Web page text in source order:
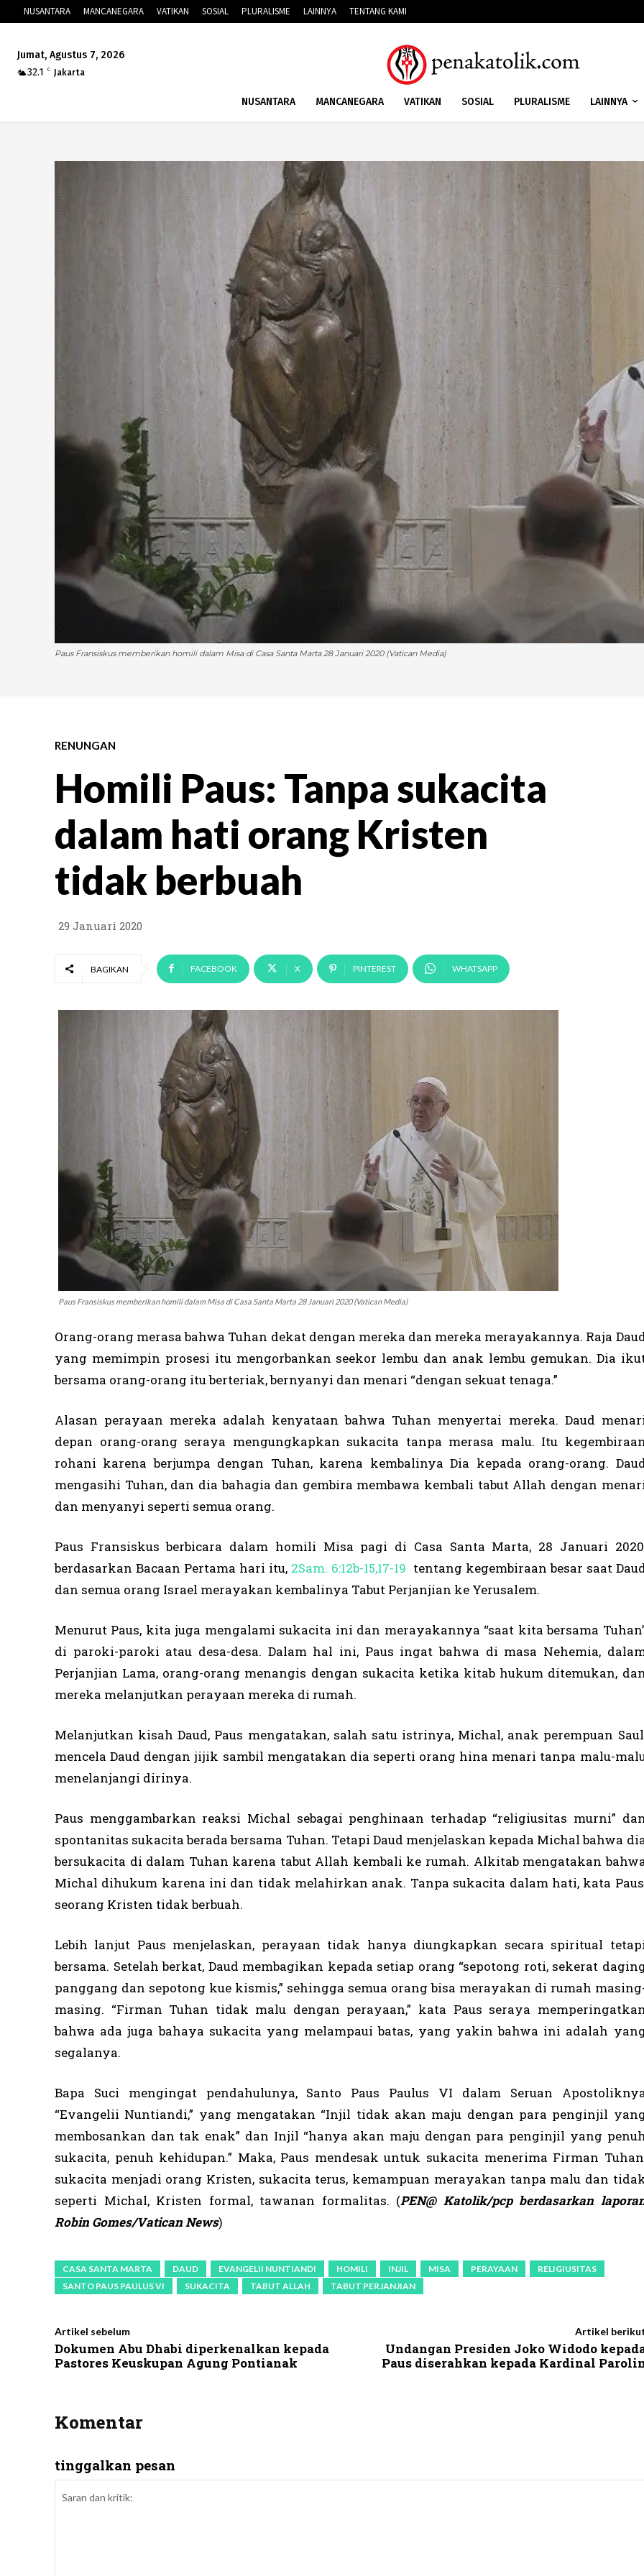
NUSANTARA MANCANEGARA VATIKAN SOSIAL PLURALISME LAINNYA TENTANG KAMI
Jumat, Agustus 7, 2026
32.1
C Jakarta
NUSANTARA MANCANEGARA VATIKAN SOSIAL PLURALISME LAINNYA
Paus Fransiskus memberikan homili dalam Misa di Casa Santa Marta 28 Januari 2020 (Vatican Media)
RENUNGAN
Homili Paus: Tanpa sukacita
dalam hati orang Kristen
tidak berbuah
29 Januari 2020
BAGIKAN FACEBOOK X PINTEREST WHATSAPP
Paus Fransiskus memberikan homili dalam Misa di Casa Santa Marta 28 Januari 2020 (Vatican Media)
Orang-orang merasa bahwa Tuhan dekat dengan mereka dan mereka merayakannya. Raja
yang memimpin prosesi itu mengorbankan seekor lembu dan anak lembu gemukan. Dia
bersama orang-orang itu berteriak, bernyanyi dan menari “dengan sekuat tenaga.”
Alasan perayaan mereka adalah kenyataan bahwa Tuhan menyertai mereka. Daud
depan orang-orang seraya mengungkapkan sukacita tanpa merasa malu. Itu
rohani karena berjumpa dengan Tuhan, karena kembalinya Dia kepada orang-orang.
mengasihi Tuhan, dan dia bahagia dan gembira membawa kembali tabut Allah dengan
dan menyanyi seperti semua orang.
Paus Fransiskus berbicara dalam homili Misa pagi di Casa Santa Marta, 28 Januari
berdasarkan Bacaan Pertama hari itu, 2Sam. 6:12b-15,17-19 tentang kegembiraan besar saat
dan semua orang Israel merayakan kembalinya Tabut Perjanjian ke Yerusalem.
Menurut Paus, kita juga mengalami sukacita ini dan merayakannya “saat kita bersama
di paroki-paroki atau desa-desa. Dalam hal ini, Paus ingat bahwa di masa Nehemia,
Perjanjian Lama, orang-orang menangis dengan sukacita ketika kitab hukum ditemukan,
mereka melanjutkan perayaan mereka di rumah.
Melanjutkan kisah Daud, Paus mengatakan, salah satu istrinya, Michal, anak perempuan
mencela Daud dengan jijik sambil mengatakan dia seperti orang hina menari tanpa malu-
menelanjangi dirinya.
Paus menggambarkan reaksi Michal sebagai penghinaan terhadap “religiusitas murni”
spontanitas sukacita berada bersama Tuhan. Tetapi Daud menjelaskan kepada Michal bahwa
bersukacita di dalam Tuhan karena tabut Allah kembali ke rumah. Alkitab mengatakan
Michal dihukum karena ini dan tidak melahirkan anak. Tanpa sukacita dalam hati, kata
seorang Kristen tidak berbuah.
Lebih lanjut Paus menjelaskan, perayaan tidak hanya diungkapkan secara spiritual
bersama. Setelah berkat, Daud membagikan kepada setiap orang “sepotong roti, sekerat
panggang dan sepotong kue kismis,” sehingga semua orang bisa merayakan di rumah
masing. “Firman Tuhan tidak malu dengan perayaan,” kata Paus seraya
bahwa ada juga bahaya sukacita yang melampaui batas, yang yakin bahwa ini adalah
segalanya.
Bapa Suci mengingat pendahulunya, Santo Paus Paulus VI dalam Seruan
“Evangelii Nuntiandi,” yang mengatakan “Injil tidak akan maju dengan para penginjil
membosankan dan tak enak” dan Injil “hanya akan maju dengan para penginjil yang
sukacita, penuh kehidupan.” Maka, Paus mendesak untuk sukacita menerima Firman
sukacita menjadi orang Kristen, sukacita terus, kemampuan merayakan tanpa malu dan
seperti Michal, Kristen formal, tawanan formalitas. (PEN@ Katolik/pcp berdasarkan
Robin Gomes/Vatican News)
CASA SANTA MARTA DAUD EVANGELII NUNTIANDI HOMILI INJIL MISA PERAYAAN
RELIGIUSITAS
SANTO PAUS PAULUS VI
SUKACITA TABUT ALLAH TABUT PERJANJIAN
Artikel sebelum
Dokumen Abu Dhabi diperkenalkan kepada
Pastores Keuskupan Agung Pontianak
Artikel
Undangan Presiden Joko Widodo
Paus diserahkan kepada Kardinal
Komentar
tinggalkan pesan